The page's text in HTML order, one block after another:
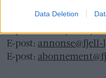
Data Deletion
Tlf: 72 40 65 90
E-post:
E-post:
E-post: